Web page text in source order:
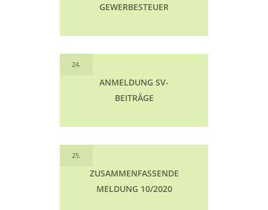
GEWERBESTEUER
24.
ANMELDUNG SV-
BEITRÄGE
25.
ZUSAMMENFASSENDE
MELDUNG 10/2020